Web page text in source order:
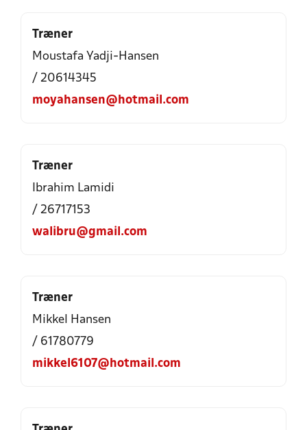
Træner
Moustafa Yadji-Hansen
/ 20614345
moyahansen@hotmail.com
Træner
Ibrahim Lamidi
/ 26717153
walibru@gmail.com
Træner
Mikkel Hansen
/ 61780779
mikkel6107@hotmail.com